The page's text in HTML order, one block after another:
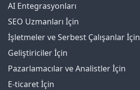
AI Entegrasyonları
SEO Uzmanları İçin
İşletmeler ve Serbest Çalışanlar İçin
Geliştiriciler İçin
Pazarlamacılar ve Analistler İçin
E-ticaret İçin